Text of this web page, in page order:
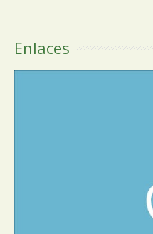
Enlaces